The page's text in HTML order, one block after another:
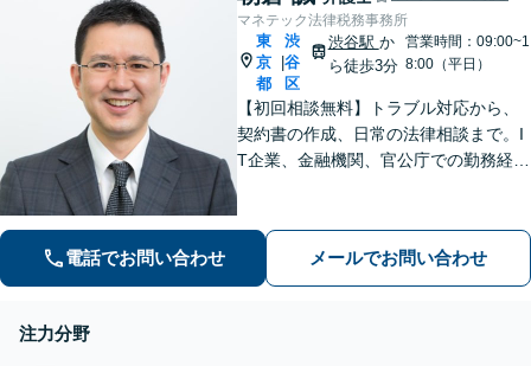
談ください
【電話／ビデオ相談OK】
マネテック法律税務事務所
東
京
都
渋
谷
区
渋谷駅 か
ら徒歩3分
営業時間：09:00~1
8:00（平日）
【初回相談無料】トラブル対応から、
契約書の作成、日常の法律相談まで。I
T企業、金融機関、官公庁での勤務経験
WEB面談可】【渋谷駅6分】
電話でお問い合わせ メールでお問い合わせ
注力分野